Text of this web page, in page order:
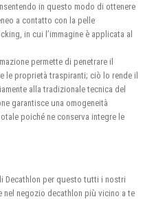
in questo modo di ottenere
a contatto con la pelle
in cui l’immagine è applicata al
permette di penetrare il
le proprietà traspiranti; ciò lo rende il
alla tradizionale tecnica del
garantisce una omogeneità
poiché ne conserva integre le
Decathlon per questo tutti i nostri
negozio decathlon più vicino a te